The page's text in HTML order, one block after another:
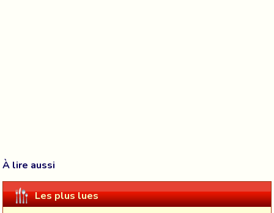
À lire aussi
Les plus lues